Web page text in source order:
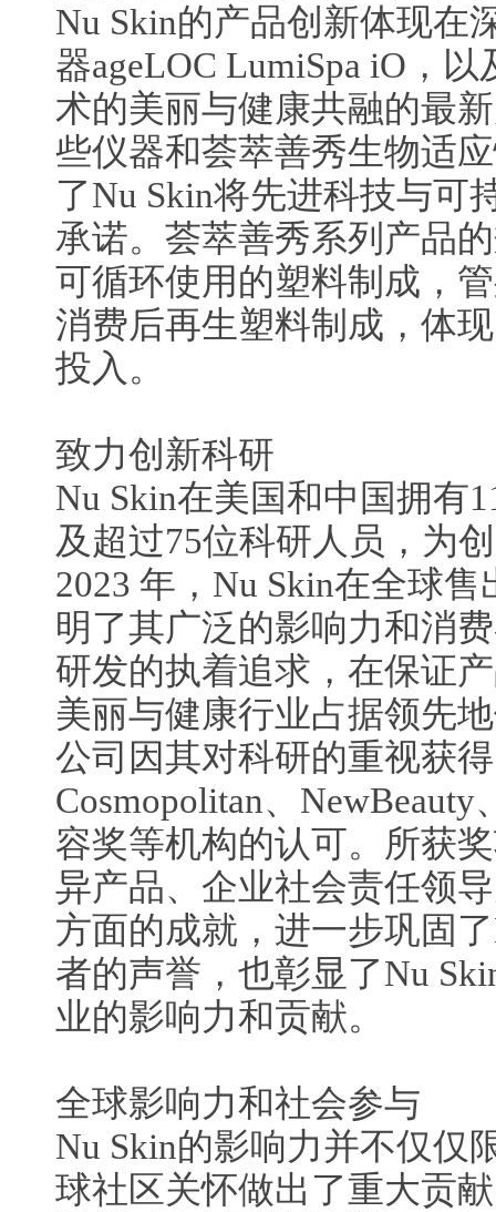
Nu Skin的产品创新体现在
器ageLOC LumiSpa iO，
术的美丽与健康共融的最
些仪器和荟萃善秀生物适
了Nu Skin将先进科技与可
承诺。荟萃善秀系列产品
可循环使用的塑料制成，
消费后再生塑料制成，体
投入。
致力创新科研
Nu Skin在美国和中国拥有
及超过75位科研人员，为
2023 年，Nu Skin在全球
明了其广泛的影响力和消
研发的执着追求，在保证
美丽与健康行业占据领先
公司因其对科研的重视获
Cosmopolitan、NewBeauty
容奖等机构的认可。所获
异产品、企业社会责任领
方面的成就，进一步巩固
者的声誉，也彰显了Nu
业的影响力和贡献。
全球影响力和社会参与
Nu Skin的影响力并不仅仅
球社区关怀做出了重大贡